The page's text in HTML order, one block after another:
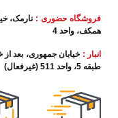
فروشگاه حضوری : نارمک،
همکف، واحد 4
انبار : خیابان جمهوری، بعد از
طبقه 5، واحد 511 (غیرفعال)